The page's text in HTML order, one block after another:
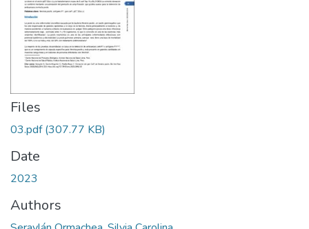
Files
03.pdf(307.77 KB)
Date
2023
Authors